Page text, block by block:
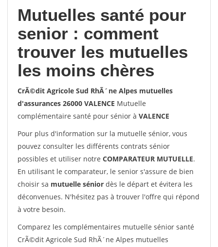
Mutuelles santé pour
senior : comment
trouver les mutuelles
les moins chères
CrÃ©dit Agricole Sud RhÃ´ne Alpes mutuelles
d'assurances 26000 VALENCE Mutuelle
complémentaire santé pour sénior à VALENCE
Pour plus d'information sur la mutuelle sénior, vous
pouvez consulter les différents contrats sénior
possibles et utiliser notre COMPARATEUR MUTUELLE.
En utilisant le comparateur, le senior s'assure de bien
choisir sa mutuelle sénior dès le départ et évitera les
déconvenues. N'hésitez pas à trouver l'offre qui répond
à votre besoin.
Comparez les complémentaires mutuelle sénior santé
CrÃ©dit Agricole Sud RhÃ´ne Alpes mutuelles